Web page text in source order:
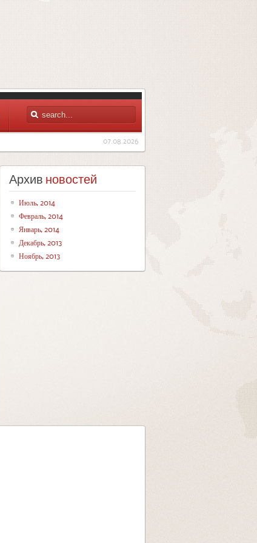
07.08.2026
Архив новостей
Июль, 2014
Февраль, 2014
Январь, 2014
Декабрь, 2013
Ноябрь, 2013